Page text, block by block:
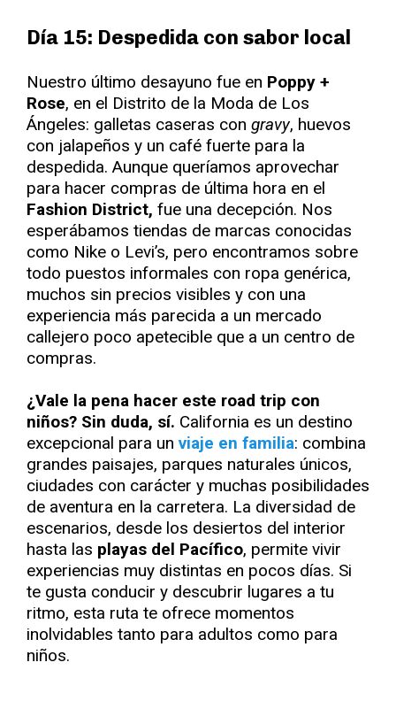
Día 15: Despedida con sabor local
Nuestro último desayuno fue en Poppy +
Rose, en el Distrito de la Moda de Los
Ángeles: galletas caseras con gravy, huevos
con jalapeños y un café fuerte para la
despedida. Aunque queríamos aprovechar
para hacer compras de última hora en el
Fashion District, fue una decepción. Nos
esperábamos tiendas de marcas conocidas
como Nike o Levi’s, pero encontramos sobre
todo puestos informales con ropa genérica,
muchos sin precios visibles y con una
experiencia más parecida a un mercado
callejero poco apetecible que a un centro de
compras.
¿Vale la pena hacer este road trip con
niños? Sin duda, sí. California es un destino
excepcional para un viaje en familia: combina
grandes paisajes, parques naturales únicos,
ciudades con carácter y muchas posibilidades
de aventura en la carretera. La diversidad de
escenarios, desde los desiertos del interior
hasta las playas del Pacífico, permite vivir
experiencias muy distintas en pocos días. Si
te gusta conducir y descubrir lugares a tu
ritmo, esta ruta te ofrece momentos
inolvidables tanto para adultos como para
niños.